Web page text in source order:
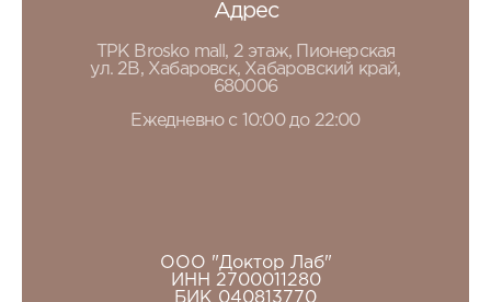
Адрес
ТРК Brosko mall, 2 этаж, Пионерская
ул. 2В, Хабаровск, Хабаровский край,
680006
Ежедневно с 10:00 до 22:00
ООО "Доктор Лаб"
ИНН 2700011280
БИК 040813770